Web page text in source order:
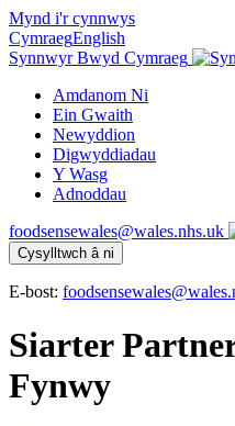
Mynd i'r cynnwys
CymraegEnglish
Synnwyr Bwyd Cymraeg
Amdanom Ni
Ein Gwaith
Newyddion
Digwyddiadau
Y Wasg
Adnoddau
foodsensewales@wales.nhs.uk
Cysylltwch â ni
E-bost:
Siarter
Fynwy